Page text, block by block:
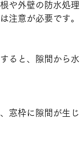
や外壁の防水処
注意が必要です。
ると、隙間から
窓枠に隙間が生